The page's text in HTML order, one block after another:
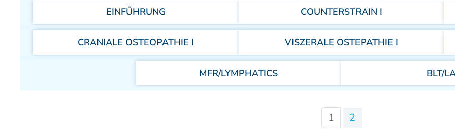
Patienteninformation Lehrstätten
Dozenten
EINFÜHRUNG COUNTERSTRAIN I
CRANIALE OSTEOPATHIE I VISZERALE OSTEPATHIE I
MFR/LYMPHATICS BLT/
1 2